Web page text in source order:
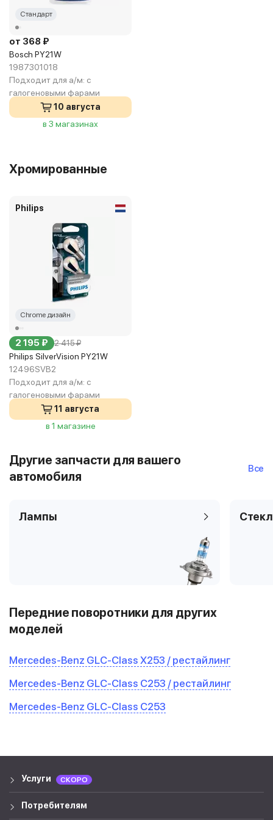
Стандарт
от 368 ₽
Bosch PY21W
1987301018
Подходит для а/м: с
галогеновыми фарами
10 августа
в 3 магазинах
Хромированные
Philips
Chrome дизайн
2 195 ₽ 2 415 ₽
Philips SilverVision PY21W
12496SVB2
Подходит для а/м: с
галогеновыми фарами
11 августа
в 1 магазине
Другие запчасти для вашего
автомобиля
Все
Лампы
Передние поворотники для других
моделей
Mercedes-Benz GLC-Class X253 / рестайлинг
Mercedes-Benz GLC-Class C253 / рестайлинг
Mercedes-Benz GLC-Class C253
Услуги СКОРО
Потребителям